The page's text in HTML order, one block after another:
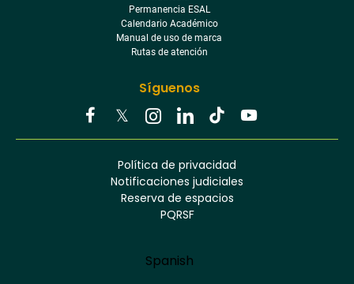
Síguenos
TwitterInstagramLinkedinTiktokYoutube
Permanencia ESAL
Calendario Académico
Manual de uso de marca
Rutas de atención
Política de privacidad
Notificaciones judiciales
Reserva de espacios
PQRSF
Language
Spanish